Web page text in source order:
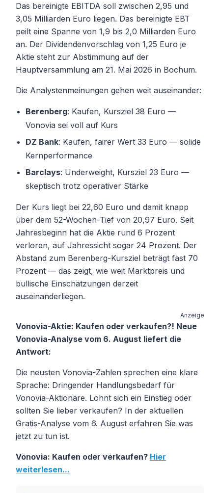
Das bereinigte EBITDA soll zwischen 2,95 und
3,05 Milliarden Euro liegen. Das bereinigte EBT
peilt eine Spanne von 1,9 bis 2,0 Milliarden Euro
an. Der Dividendenvorschlag von 1,25 Euro je
Aktie steht zur Abstimmung auf der
Hauptversammlung am 21. Mai 2026 in Bochum.
Die Analystenmeinungen gehen weit auseinander:
Berenberg: Kaufen, Kursziel 38 Euro —
Vonovia sei voll auf Kurs
DZ Bank: Kaufen, fairer Wert 33 Euro — solide
Kernperformance
Barclays: Underweight, Kursziel 23 Euro —
skeptisch trotz operativer Stärke
Der Kurs liegt bei 22,60 Euro und damit knapp
über dem 52-Wochen-Tief von 20,97 Euro. Seit
Jahresbeginn hat die Aktie rund 6 Prozent
verloren, auf Jahressicht sogar 24 Prozent. Der
Abstand zum Berenberg-Kursziel beträgt fast 70
Prozent — das zeigt, wie weit Marktpreis und
bullische Einschätzungen derzeit
auseinanderliegen.
Anzeige
Vonovia-Aktie: Kaufen oder verkaufen?! Neue
Vonovia-Analyse vom 6. August liefert die
Antwort:
Die neusten Vonovia-Zahlen sprechen eine klare
Sprache: Dringender Handlungsbedarf für
Vonovia-Aktionäre. Lohnt sich ein Einstieg oder
sollten Sie lieber verkaufen? In der aktuellen
Gratis-Analyse vom 6. August erfahren Sie was
jetzt zu tun ist.
Vonovia: Kaufen oder verkaufen? Hier
weiterlesen...